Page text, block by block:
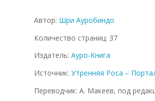
Автор: Шри Ауробиндо
Количество страниц: 37
Издатель: Ауро-Книга
Источник: Утренняя Роса –
Переводчик: А. Макеев, под